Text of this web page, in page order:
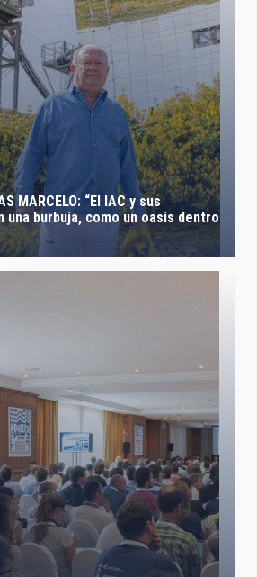
MARCELO: “El IAC y sus
una burbuja, como un oasis dentro